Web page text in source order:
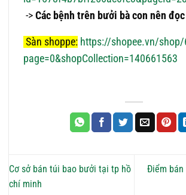
-> Các bệnh trên bưởi bà con nên
Sàn shoppe: https://shopee.vn/
page=0&shopCollection=140661563
Cơ sở bán túi bao bưởi tại tp hồ
chí minh
Điểm